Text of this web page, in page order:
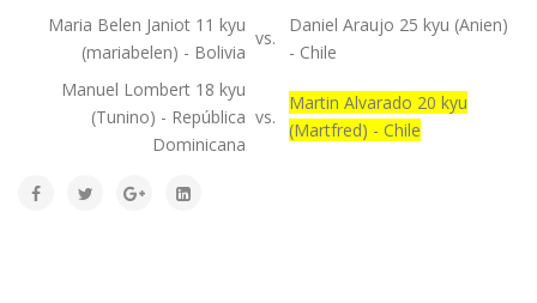
Maria Belen Janiot 11 kyu
(mariabelen) - Bolivia
vs.
Daniel Araujo 25 kyu (Anien)
- Chile
Manuel Lombert 18 kyu
(Tunino) - República
Dominicana
vs.
Martin Alvarado 20 kyu
(Martfred) - Chile